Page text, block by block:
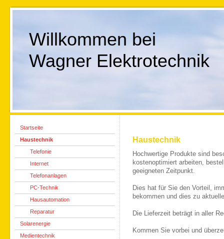
Willkommen bei
Wagner Elektrotechnik
Startseite
Haustechnik
Telefonie
Internet
Telefonanlagen
PC-Technik
Hausautomation
Reparatur
Solarenergie
Medientechnik
Haustechnik
Hochwertige Produkte sind
kostenoptimiert arbeiten,
geeigneten Zeitpunkt.
Dies hat für Sie den Vorteil,
bekommen und dies zu
Die Lieferzeit beträgt in aller
Kommen Sie vorbei und